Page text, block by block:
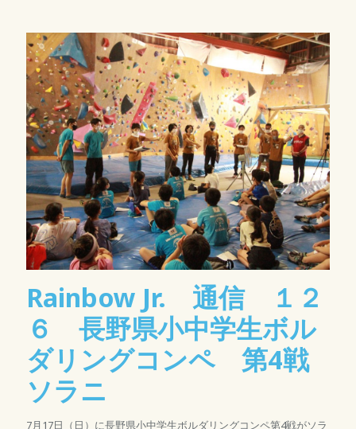
Rainbow Jr. 通信 １２
６ 長野県小中学生ボル
ダリングコンペ 第4戦
ソラニ
7月17日（日）に長野県小中学生ボルダリングコンペ第4戦がソラ